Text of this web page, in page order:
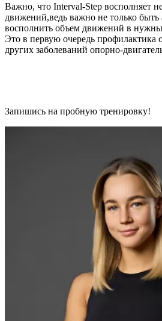
Важно, что Interval-Step восполняет
движений,ведь важно не только
восполнить объем движений в
Это в первую очередь профилактика
других заболеваний опорно-
Запишись на пробную тренировку!